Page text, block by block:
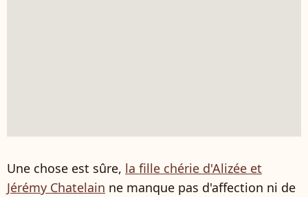
Une chose est sûre, la fille chérie d'Alizée et
Jérémy Chatelain ne manque pas d'affection ni de